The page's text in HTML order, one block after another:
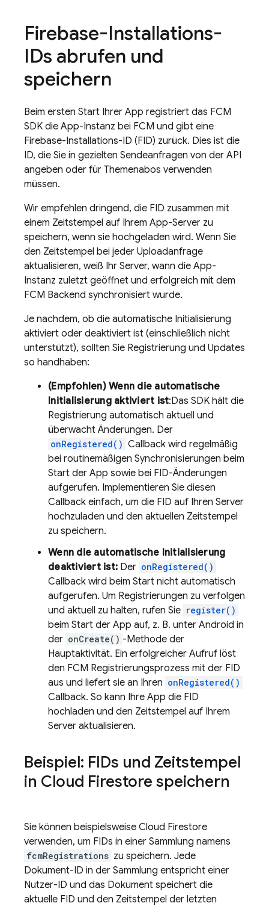
Firebase-Installations-
IDs abrufen und
speichern
Beim ersten Start Ihrer App registriert das FCM
SDK die App-Instanz bei FCM und gibt eine
Firebase-Installations-ID (FID) zurück. Dies ist die
ID, die Sie in gezielten Sendeanfragen von der API
angeben oder für Themenabos verwenden
müssen.
Wir empfehlen dringend, die FID zusammen mit
einem Zeitstempel auf Ihrem App-Server zu
speichern, wenn sie hochgeladen wird. Wenn Sie
den Zeitstempel bei jeder Uploadanfrage
aktualisieren, weiß Ihr Server, wann die App-
Instanz zuletzt geöffnet und erfolgreich mit dem
FCM Backend synchronisiert wurde.
Je nachdem, ob die automatische Initialisierung
aktiviert oder deaktiviert ist (einschließlich nicht
unterstützt), sollten Sie Registrierung und Updates
so handhaben:
(Empfohlen) Wenn die automatische
Initialisierung aktiviert ist:Das SDK hält die
Registrierung automatisch aktuell und
überwacht Änderungen. Der
onRegistered() Callback wird regelmäßig
bei routinemäßigen Synchronisierungen beim
Start der App sowie bei FID-Änderungen
aufgerufen. Implementieren Sie diesen
Callback einfach, um die FID auf Ihren Server
hochzuladen und den aktuellen Zeitstempel
zu speichern.
Wenn die automatische Initialisierung
deaktiviert ist: Der onRegistered()
Callback wird beim Start nicht automatisch
aufgerufen. Um Registrierungen zu verfolgen
und aktuell zu halten, rufen Sie register()
beim Start der App auf, z. B. unter Android in
der onCreate() -Methode der
Hauptaktivität. Ein erfolgreicher Aufruf löst
den FCM Registrierungsprozess mit der FID
aus und liefert sie an Ihren onRegistered()
Callback. So kann Ihre App die FID
hochladen und den Zeitstempel auf Ihrem
Server aktualisieren.
Beispiel: FIDs und Zeitstempel
in Cloud Firestore speichern
Sie können beispielsweise Cloud Firestore
verwenden, um FIDs in einer Sammlung namens
fcmRegistrations zu speichern. Jede
Dokument-ID in der Sammlung entspricht einer
Nutzer-ID und das Dokument speichert die
aktuelle FID und den Zeitstempel der letzten